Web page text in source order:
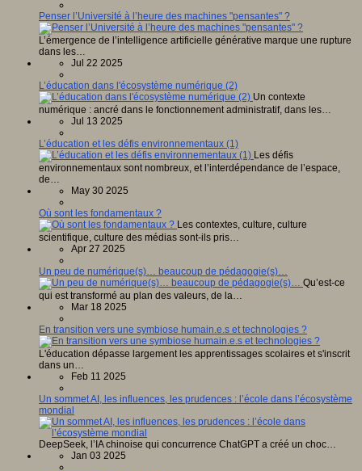
Penser l’Université à l’heure des machines "pensantes" ?
L’émergence de l’intelligence artificielle générative marque une rupture
dans les…
Jul 22 2025
L’éducation dans l'écosystème numérique (2)
Un contexte
numérique : ancré dans le fonctionnement administratif, dans les…
Jul 13 2025
L’éducation et les défis environnementaux (1)
Les défis
environnementaux sont nombreux, et l’interdépendance de l’espace,
de…
May 30 2025
Où sont les fondamentaux ?
Les contextes, culture, culture
scientifique, culture des médias sont-ils pris…
Apr 27 2025
Un peu de numérique(s)… beaucoup de pédagogie(s)…
Qu’est-ce
qui est transformé au plan des valeurs, de la…
Mar 18 2025
En transition vers une symbiose humain.e.s et technologies ?
L'éducation dépasse largement les apprentissages scolaires et s'inscrit
dans un…
Feb 11 2025
Un sommet AI, les influences, les prudences : l’école dans l’écosystème
mondial
DeepSeek, l’IA chinoise qui concurrence ChatGPT a créé un choc…
Jan 03 2025